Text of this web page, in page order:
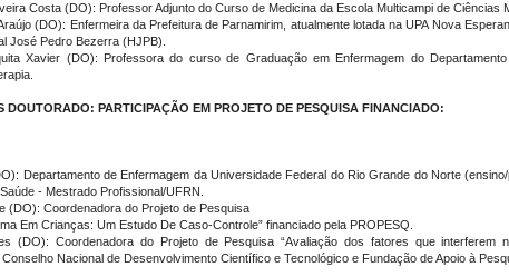
Costa (DO): Professor Adjunto do Curso de Medicina da Escola Multicampi de Ciências
(DO): Enfermeira da Prefeitura de Parnamirim, atualmente lotada na UPA Nova
José Pedro Bezerra (HJPB).
Xavier (DO): Professora do curso de Graduação em Enfermagem do
DOUTORADO: PARTICIPAÇÃO EM PROJETO DE PESQUISA FINANCIADO:
Departamento de Enfermagem da Universidade Federal do Rio Grande do Norte
- Mestrado Profissional/UFRN.
(DO): Coordenadora do Projeto de Pesquisa
Em Crianças: Um Estudo De Caso-Controle” financiado pela PROPESQ.
(DO): Coordenadora do Projeto de Pesquisa “Avaliação dos fatores que
Nacional de Desenvolvimento Científico e Tecnológico e Fundação de Apoio à